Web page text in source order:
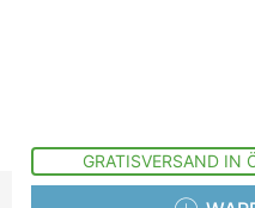
GRATISVERSAND IN